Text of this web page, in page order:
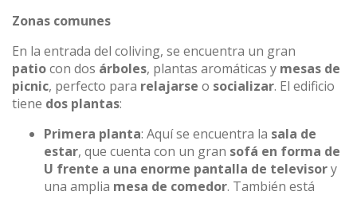
Zonas comunes
En la entrada del coliving, se encuentra un gran
patiocon dos árboles, plantas aromáticas y mesas de
picnic, perfecto para relajarse o socializar. El edificio
tiene dos plantas:
Primera planta: Aquí se encuentra la sala de
estar, que cuenta con un gran sofá en forma de
U frente a una enorme pantalla de televisory
una amplia mesa de comedor. También está